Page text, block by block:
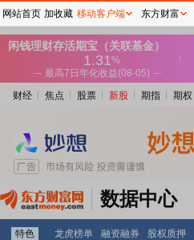
财经 焦点 股票 新股 期指 期权
数据中心
特色 龙虎榜单 融资融券 股权质押
网站首页 加收藏 移动客户端 东方财富